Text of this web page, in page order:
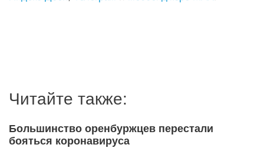
Читайте также:
Большинство оренбуржцев перестали
бояться коронавируса